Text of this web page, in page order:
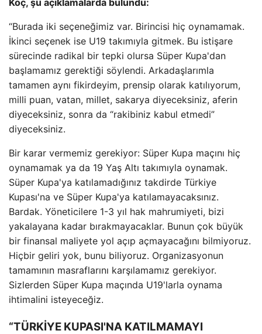
Koç, şu açıklamalarda bulundu:
“Burada iki seçeneğimiz var. Birincisi hiç oynamamak.
İkinci seçenek ise U19 takımıyla gitmek. Bu istişare
sürecinde radikal bir tepki olursa Süper Kupa'dan
başlamamız gerektiği söylendi. Arkadaşlarımla
tamamen aynı fikirdeyim, prensip olarak katılıyorum,
milli puan, vatan, millet, sakarya diyeceksiniz, aferin
diyeceksiniz, sonra da “rakibiniz kabul etmedi”
diyeceksiniz.
Bir karar vermemiz gerekiyor: Süper Kupa maçını hiç
oynamamak ya da 19 Yaş Altı takımıyla oynamak.
Süper Kupa'ya katılamadığınız takdirde Türkiye
Kupası'na ve Süper Kupa'ya katılamayacaksınız.
Bardak. Yöneticilere 1-3 yıl hak mahrumiyeti, bizi
yakalayana kadar bırakmayacaklar. Bunun çok büyük
bir finansal maliyete yol açıp açmayacağını bilmiyoruz.
Hiçbir geliri yok, bunu biliyoruz. Organizasyonun
tamamının masraflarını karşılamamız gerekiyor.
Sizlerden Süper Kupa maçında U19'larla oynama
ihtimalini isteyeceğiz.
“TÜRKİYE KUPASI'NA KATILMAMAYI